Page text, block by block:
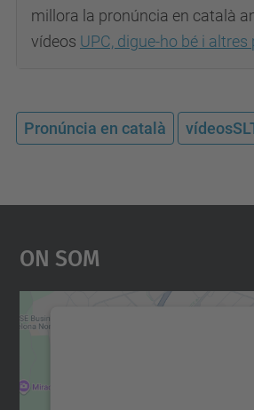
millora la pronúncia en català
vídeos UPC, digue-ho bé i
Pronúncia en català
On Som